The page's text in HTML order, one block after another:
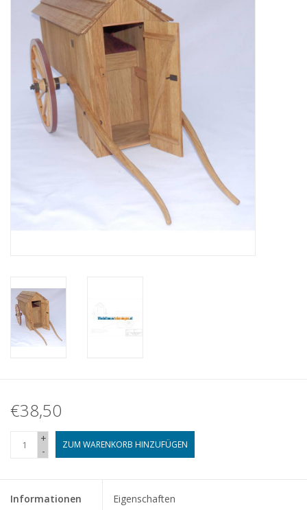
Dokumentation
Zeitschriften
Neue Zeichnungen
NEUE ZEITSCHRIFTEN
€38,50
+
-
ZUM WARENKORB HINZUFÜGEN
Informationen Eigenschaften